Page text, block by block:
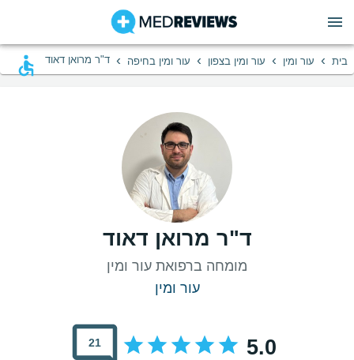
בית › עור ומין › עור ומין בצפון › עור ומין בחיפה › ד"ר מרואן דאוד
ד"ר מרואן דאוד
מומחה ברפואת עור ומין
עור ומין
5.0
21